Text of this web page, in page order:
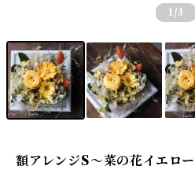
1 /3
額アレンジS〜菜の花イエロー